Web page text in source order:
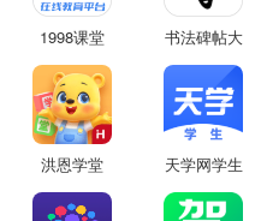
1998课堂
书法碑帖大
全
洪恩学堂 天学网学生